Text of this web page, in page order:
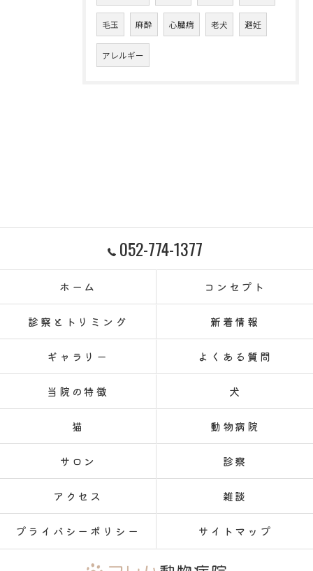
毛玉 麻酔 心臓病 老犬 避妊
アレルギー
052-774-1377
ホーム コンセプト
診察とトリミング 新着情報
ギャラリー よくある質問
当院の特徴 犬
猫 動物病院
サロン 診察
アクセス 雑談
プライバシーポリシー サイトマップ